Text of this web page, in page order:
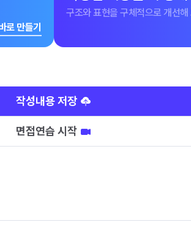
로 만들기
구조와 표현을 구체적으로 개선해
작성내용 저장
면접연습 시작